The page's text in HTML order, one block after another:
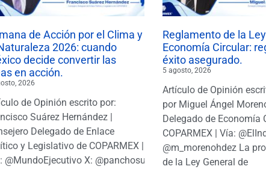
de Acción por el Clima y
2026: cuando
decide convertir las
en acción.
2026
de Opinión escrito por:
Suárez Hernández |
Delegado de Enlace
y Legislativo de COPARMEX |
@MundoEjecutivo X: @panchosuarezh
Reglamento de la
Economía Circular:
éxito asegurado.
5 agosto, 2026
Artículo de Opinión
por Miguel Ángel
Delegado de Economía
COPARMEX | Vía:
@m_morenohdez La
de la Ley General de